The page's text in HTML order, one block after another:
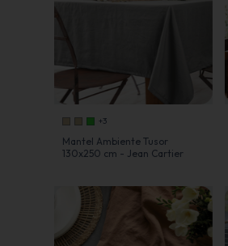
+3
Mantel Ambiente Tusor
130x250 cm - Jean Cartier